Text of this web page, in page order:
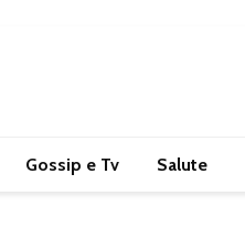
Gossip e Tv Salute